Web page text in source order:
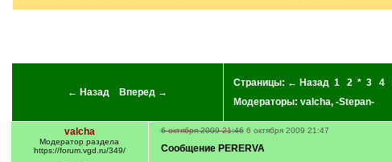
← Назад Вперед →
Страницы: ← Назад 1 2 * 3 4
Модераторы: valcha, -Stepan-
valcha
Модератор раздела
https://forum.vgd.ru/349/
6 октября 2009 21:46 6 октября 2009 21:47
Сообщение PERERVA